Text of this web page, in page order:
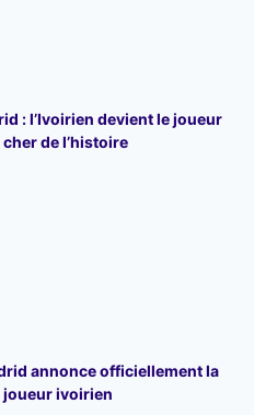
: l’Ivoirien devient le joueur
de l’histoire
annonce officiellement la
ivoirien